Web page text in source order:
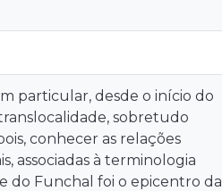
particular, desde o início do
sobretudo
conhecer as relações
associadas à terminologia
do Funchal foi o epicentro da